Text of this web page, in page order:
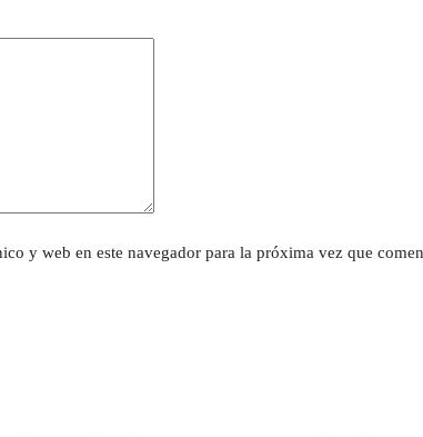
y web en este navegador para la próxima vez que